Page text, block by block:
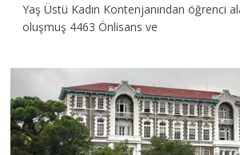
Yaş Üstü Kadın Kontenjanından öğrenci
oluşmuş 4463 Önlisans ve